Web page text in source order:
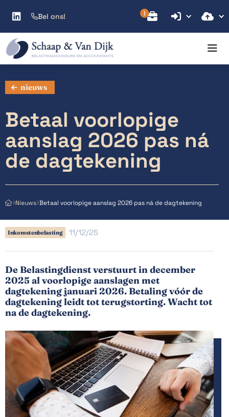
Bel ons!
  
nieuws
Betaal voorlopige
aanslag 2026 pas ná
de dagtekening
NieuwsBetaal voorlopige aanslag 2026 pas ná de dagtekening
Inkomstenbelasting 11/12/25
De Belastingdienst verstuurt in december
2025 al voorlopige aanslagen met
dagtekening januari 2026. Betaling vóór de
dagtekening leidt tot terugstorting. Wacht tot
na de dagtekening.